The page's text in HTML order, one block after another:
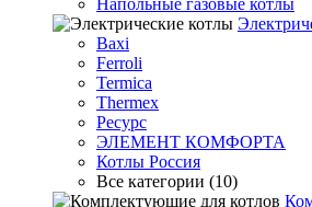
Напольные газовые котлы
Baxi
Ferroli
Termica
Thermex
Ресурс
ЭЛЕМЕНТ КОМФОРТА
Котлы Россия
Все категории (10)